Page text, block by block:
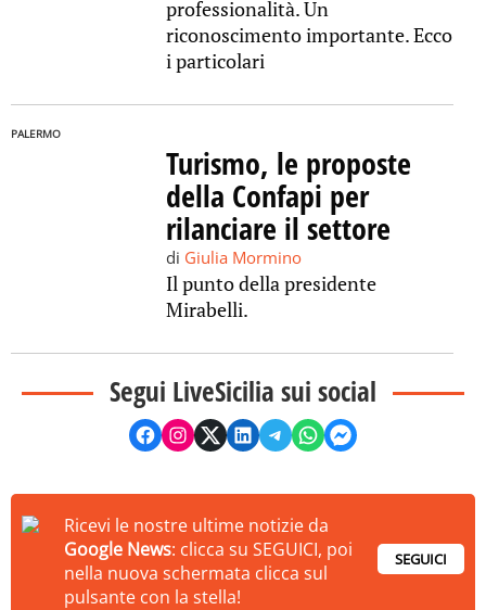
professionalità. Un
riconoscimento importante. Ecco
i particolari
PALERMO
Turismo, le proposte
della Confapi per
rilanciare il settore
di Giulia Mormino
Il punto della presidente
Mirabelli.
Segui LiveSicilia sui social
Ricevi le nostre ultime notizie da
Google News: clicca su SEGUICI, poi
nella nuova schermata clicca sul
pulsante con la stella!
SEGUICI